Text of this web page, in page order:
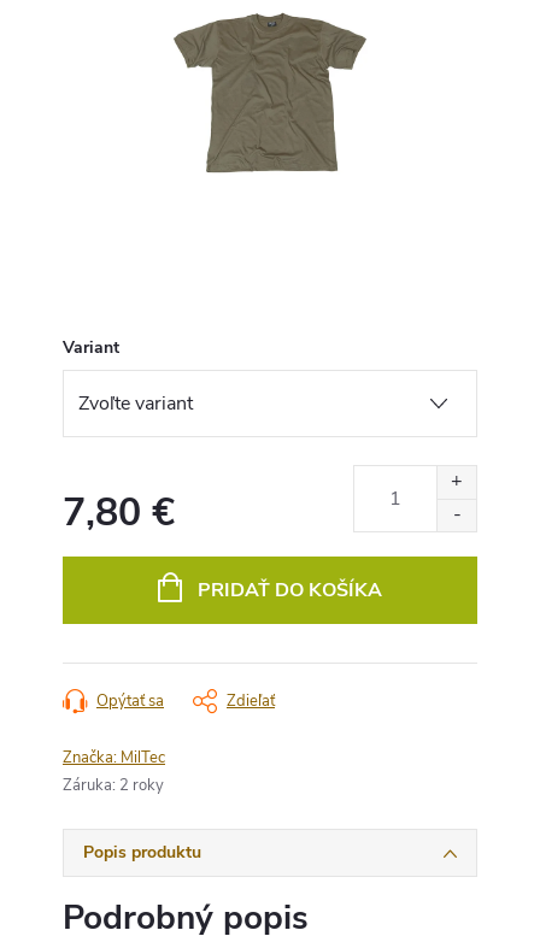
Variant
7,80 €
PRIDAŤ DO KOŠÍKA
Opýtať sa Zdieľať
Značka: MilTec
Záruka: 2 roky
Popis produktu
Podrobný popis